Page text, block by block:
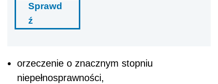
Sprawd
ź
orzeczenie o znacznym stopniu
niepełnosprawności,